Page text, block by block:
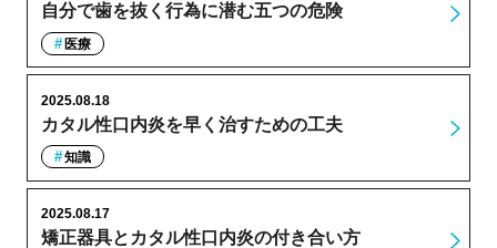
自分で歯を抜く行為に潜む五つの危険
医療
カタル性口内炎を早く治すための工夫
2025.08.18
知識
矯正器具とカタル性口内炎の付き合い方
2025.08.17